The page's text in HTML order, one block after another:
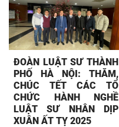
ĐOÀN LUẬT SƯ THÀNH
PHỐ HÀ NỘI: THĂM,
CHÚC TẾT CÁC TỔ
CHỨC HÀNH NGHỀ
LUẬT SƯ NHÂN DỊP
XUÂN ẤT TỴ 2025